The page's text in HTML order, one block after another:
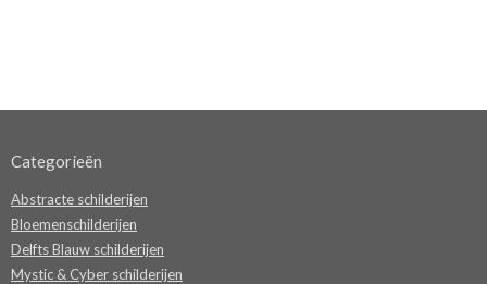
Categorieën
Abstracte schilderijen
Bloemenschilderijen
Delfts Blauw schilderijen
Mystic & Cyber schilderijen